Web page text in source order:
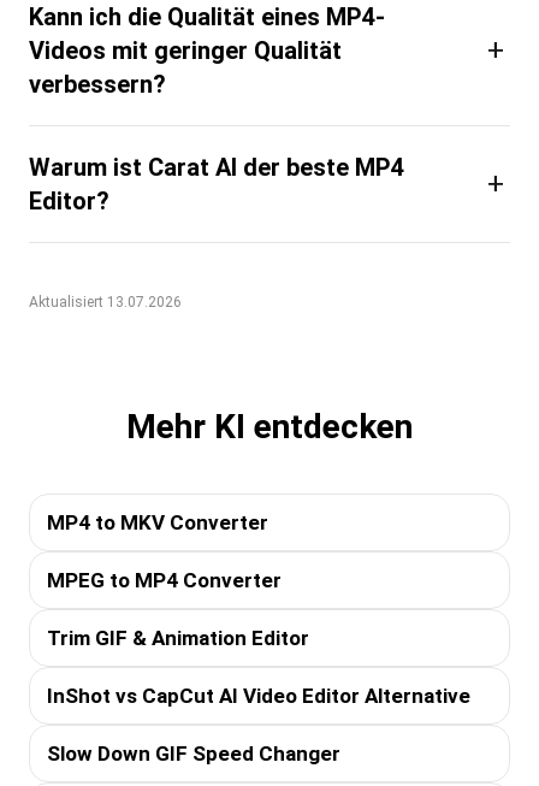
Kann ich die Qualität eines MP4-
Videos mit geringer Qualität
verbessern?
+
Warum ist Carat AI der beste MP4
Editor?
+
Aktualisiert 13.07.2026
Mehr KI entdecken
MP4 to MKV Converter
MPEG to MP4 Converter
Trim GIF & Animation Editor
InShot vs CapCut AI Video Editor Alternative
Slow Down GIF Speed Changer